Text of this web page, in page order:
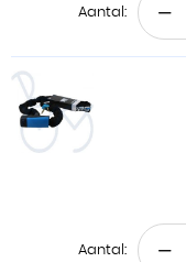
Aantal: −
Aantal: −